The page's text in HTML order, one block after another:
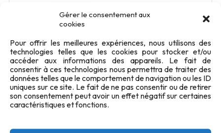
Gérer le consentement aux
cookies
Pour offrir les meilleures expériences, nous utilisons des
technologies telles que les cookies pour stocker et/ou
accéder aux informations des appareils. Le fait de
consentir à ces technologies nous permettra de traiter des
données telles que le comportement de navigation ou les ID
uniques sur ce site. Le fait de ne pas consentir ou de retirer
son consentement peut avoir un effet négatif sur certaines
caractéristiques et fonctions.
Télécharger 839
Taille du fichier 59.17 KB
Nombre de fichiers
Date de création 3 août 2025
Dernière mise à jour